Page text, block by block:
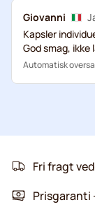
Giovanni
Kapsler
God smag, ikke
Automatisk
Fri fragt
Prisgaranti